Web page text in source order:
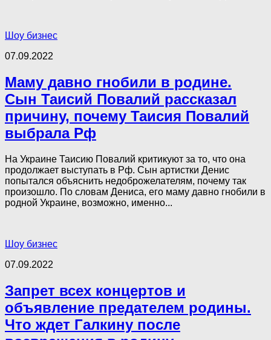
Шоу бизнес
07.09.2022
Маму давно гнобили в родине.
Сын Таисий Повалий рассказал
причину, почему Таисия Повалий
выбрала Рф
На Украине Таисию Повалий критикуют за то, что она
продолжает выступать в Рф. Сын артистки Денис
попытался объяснить недоброжелателям, почему так
произошло. По словам Дениса, его маму давно гнобили в
родной Украине, возможно, именно...
Шоу бизнес
07.09.2022
Запрет всех концертов и
объявление предателем родины.
Что ждет Галкину после